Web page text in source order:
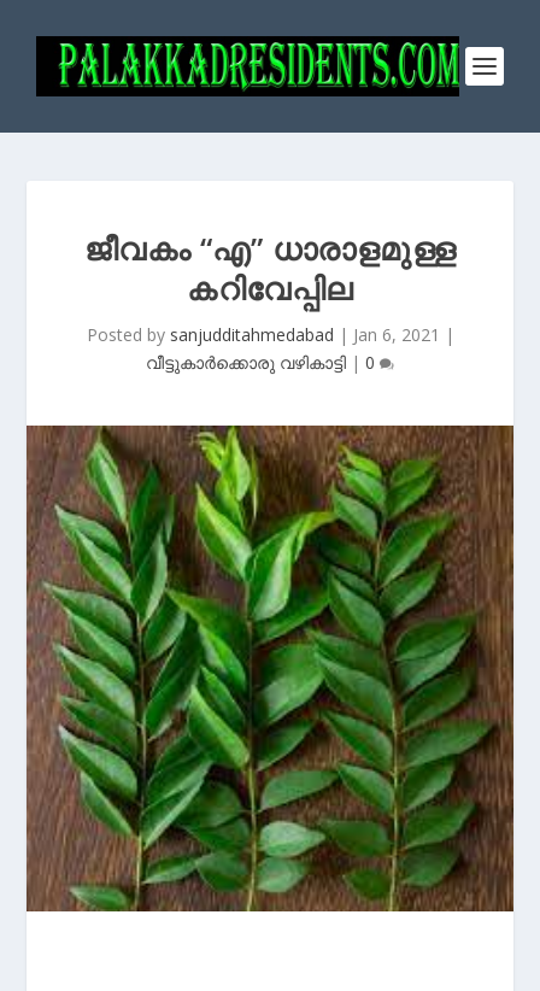
ജീവകം “എ” ധാരാളമുള്ള
കറിവേപ്പില
Posted by sanjudditahmedabad | Jan 6, 2021 |
വീട്ടുകാർക്കൊരു വഴികാട്ടി | 0